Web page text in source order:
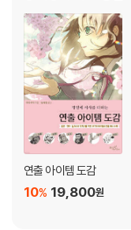
연출 아이템 도감
19,800원
10%